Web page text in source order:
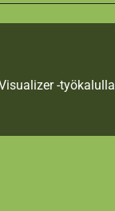
-työkalulla